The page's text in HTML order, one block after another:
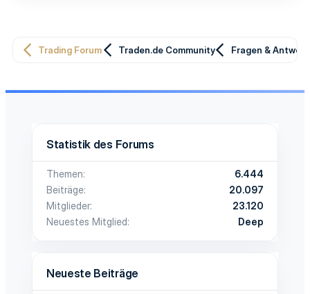
Trading Forum Traden.de Community Fragen &
Statistik des Forums
Themen
6.444
Beiträge
20.097
Mitglieder
23.120
Neuestes Mitglied
Deep
Neueste Beiträge